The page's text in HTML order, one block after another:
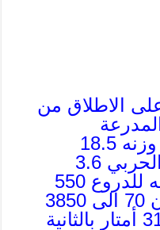
1 قابل على الاطلاق من
والمنصات البرية، ويبلغ وزنه 18.5
كيلوغرام، ووزن رأسه الحربي 3.6
كيلوغرام، ومدى اختراقه للدروع 550
ميليمتر، ويتراوح مداه ن 70 الى 3850
مترا، وأقصى سرعته 310 أمتار بالثانية